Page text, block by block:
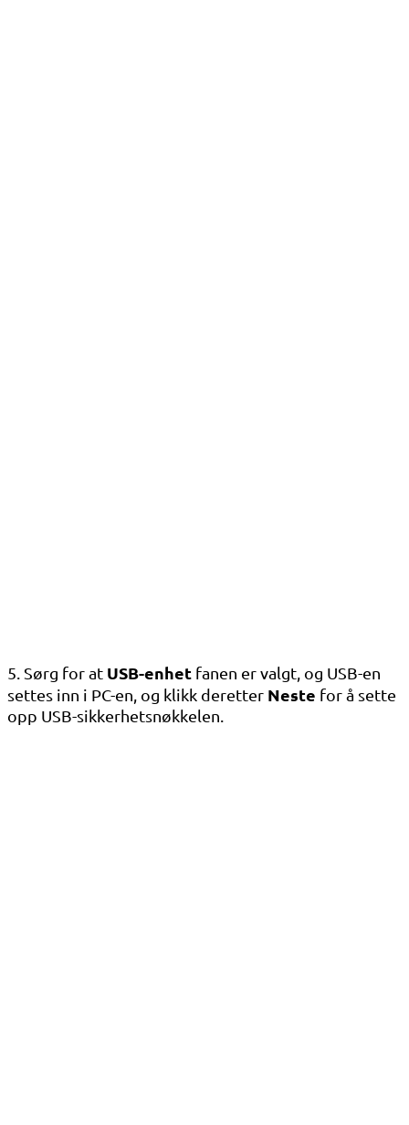
5. Sørg for at USB-enhet fanen er valgt, og USB-en
settes inn i PC-en, og klikk deretter Neste for å sette
opp USB-sikkerhetsnøkkelen.